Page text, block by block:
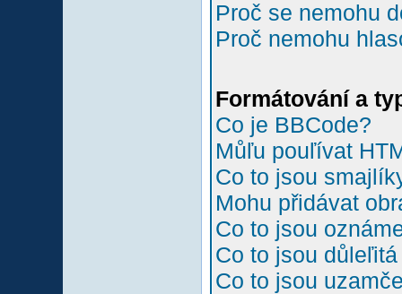
Proč se nemohu
Proč nemohu
Formátování a
Co je BBCode?
Můľu pouľívat
Co to jsou
Mohu přidávat
Co to jsou
Co to jsou
Co to jsou